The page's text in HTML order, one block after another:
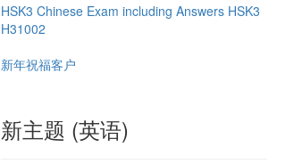
HSK3 Chinese Exam including Answers HSK3
H31002
新年祝福客户
新主题 (英语)